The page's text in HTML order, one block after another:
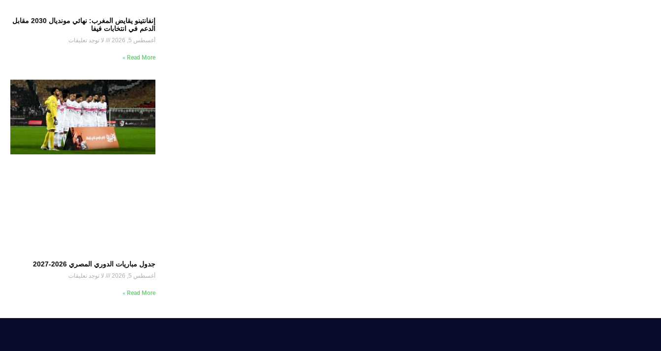
إنفانتينو يقايض المغرب: نهائي مونديال 2030 مقابل
الدعم في انتخابات فيفا
أغسطس 5, 2026 لا توجد تعليقات
Read More »
جدول مباريات الدوري المصري 2026-2027
أغسطس 5, 2026 لا توجد تعليقات
Read More »